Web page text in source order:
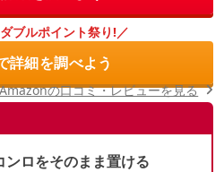
ブルポイント祭り!／
細を調べよう
ロをそのまま置ける
Amazonの口コミ・レビューを見る